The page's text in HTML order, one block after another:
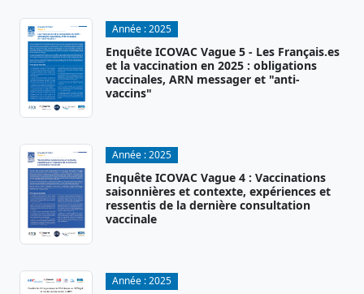
Année :2025
Enquête ICOVAC Vague 5 - Les Français.es
et la vaccination en 2025 : obligations
vaccinales, ARN messager et "anti-
vaccins"
Année :2025
Enquête ICOVAC Vague 4 : Vaccinations
saisonnières et contexte, expériences et
ressentis de la dernière consultation
vaccinale
Année :2025